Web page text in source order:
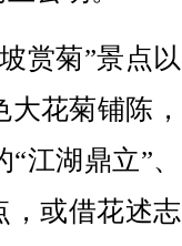
菊”景点
大花菊铺陈
“江湖鼎立”
，或借花述